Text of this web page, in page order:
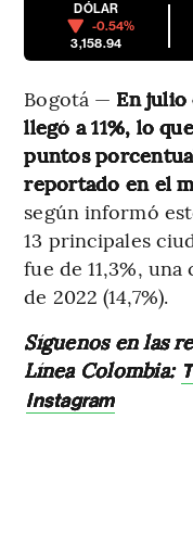
DÓLAR
-0.54%
3,158.94
Bogotá — En julio
llegó a 11%, lo
puntos
reportado en el
según informó
13 principales
fue de 11,3%,
de 2022 (14,7%).
Síguenos en las
Línea Colombia:
Instagram